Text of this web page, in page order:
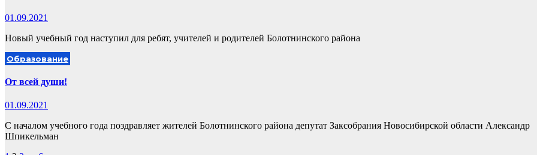
01.09.2021
Новый учебный год наступил для ребят, учителей и родителей Болотнинского района
Образование
От всей души!
01.09.2021
С началом учебного года поздравляет жителей Болотнинского района депутат Заксобрания Новосибирской области Александр
Шпикельман